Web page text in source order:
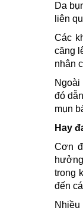
Da
liên
Các
căng
nhân
Ngoài
đó
mụn
Hay
Cơn
trong
đến
Nhiều